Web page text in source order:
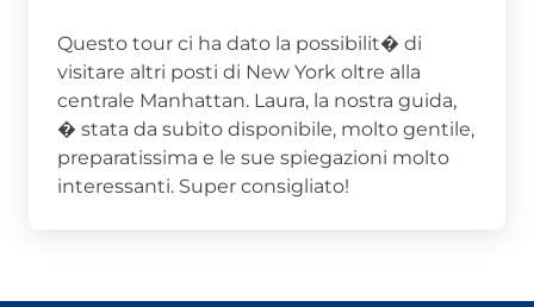
Questo tour ci ha dato la possibilit� di
visitare altri posti di New York oltre alla
centrale Manhattan. Laura, la nostra guida,
� stata da subito disponibile, molto gentile,
preparatissima e le sue spiegazioni molto
interessanti. Super consigliato!